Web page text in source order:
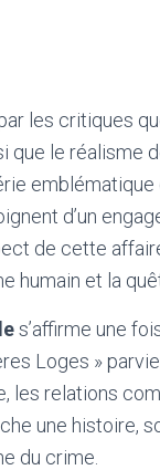
les critiques
le réalisme
emblématique
d’un
de cette
humain et la
s’affirme une
Loges »
les relations
une histoire,
du crime.